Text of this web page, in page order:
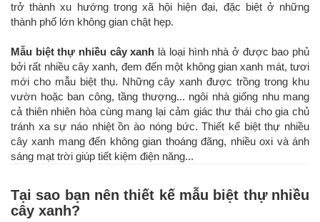
trở thành xu hướng trong xã hội hiện đại, đặc biệt ở những
thành phố lớn không gian chật hẹp.
Mẫu biệt thự nhiều cây xanh là loại hình nhà ở được bao phủ
bởi rất nhiều cây xanh, đem đến một không gian xanh mát, tươi
mới cho mẫu biệt thụ. Những cây xanh được trồng trong khu
vườn hoặc ban công, tầng thượng... ngôi nhà giống nhu mang
cả thiên nhiên hòa cùng mang lại cảm giác thư thái cho gia chủ
tránh xa sự náo nhiệt ồn ào nóng bức. Thiết kế biệt thự nhiều
cây xanh mang đến không gian thoáng đãng, nhiều oxi và ánh
sáng mạt trời giúp tiết kiệm điện năng...
Tại sao bạn nên thiết kế mẫu biệt thự nhiều
cây xanh?